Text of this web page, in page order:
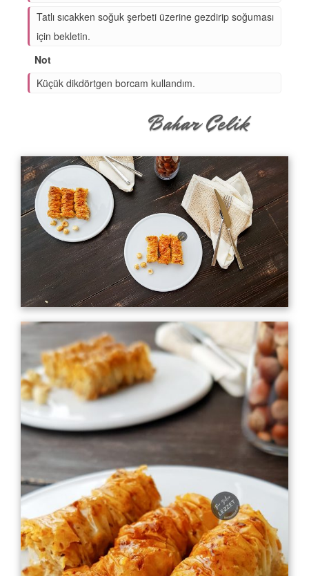
Tatlı sıcakken soğuk şerbeti üzerine gezdirip soğuması
için bekletin.
Not
Küçük dikdörtgen borcam kullandım.